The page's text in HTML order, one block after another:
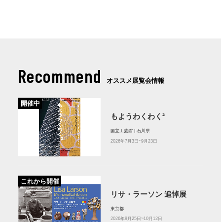
Recommend オススメ展覧会情報
開催中
もようわくわく²
国立工芸館 | 石川県
2026年7月3日~9月23日
これから開催
リサ・ラーソン 追悼展
東京都
2026年9月25日~10月12日